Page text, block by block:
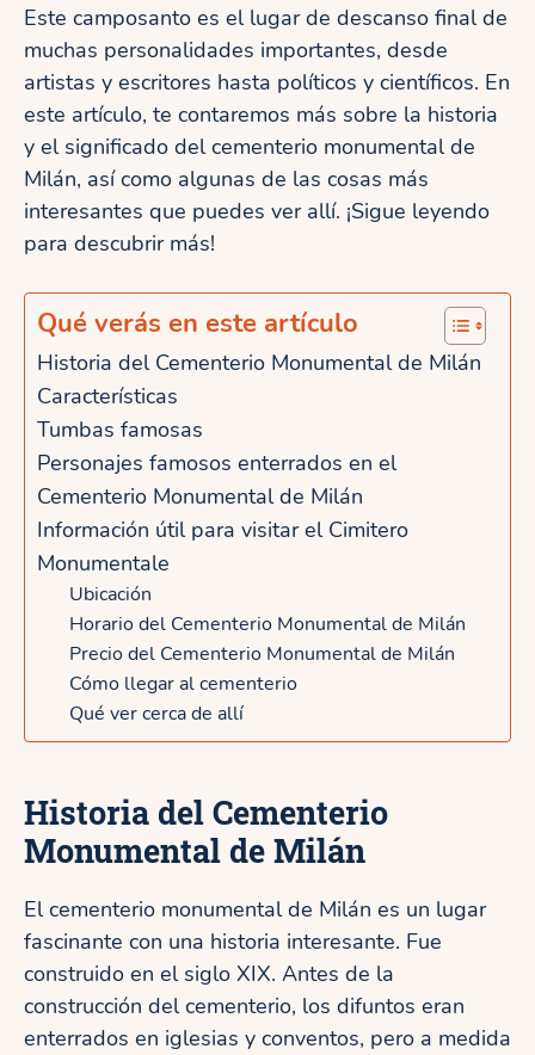
Este camposanto es el lugar de descanso final de
muchas personalidades importantes, desde
artistas y escritores hasta políticos y científicos. En
este artículo, te contaremos más sobre la historia
y el significado del cementerio monumental de
Milán, así como algunas de las cosas más
interesantes que puedes ver allí. ¡Sigue leyendo
para descubrir más!
Qué verás en este artículo
Historia del Cementerio Monumental de Milán
Características
Tumbas famosas
Personajes famosos enterrados en el
Cementerio Monumental de Milán
Información útil para visitar el Cimitero
Monumentale
Ubicación
Horario del Cementerio Monumental de Milán
Precio del Cementerio Monumental de Milán
Cómo llegar al cementerio
Qué ver cerca de allí
Historia del Cementerio
Monumental de Milán
El cementerio monumental de Milán es un lugar
fascinante con una historia interesante. Fue
construido en el siglo XIX. Antes de la
construcción del cementerio, los difuntos eran
enterrados en iglesias y conventos, pero a medida